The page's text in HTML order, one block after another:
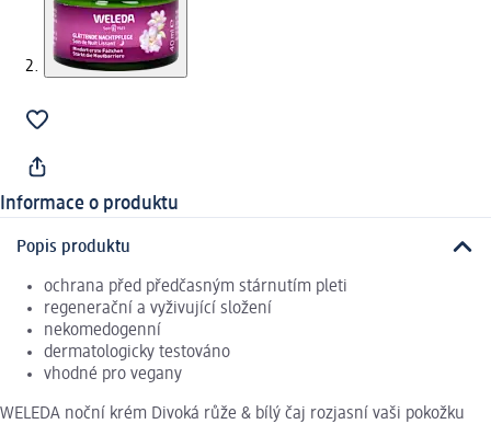
Informace o produktu
Popis produktu
ochrana před předčasným stárnutím pleti
regenerační a vyživující složení
nekomedogenní
dermatologicky testováno
vhodné pro vegany
WELEDA noční krém Divoká růže & bílý čaj rozjasní vaši pokožku